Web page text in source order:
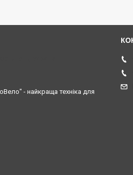
- найкраща техніка для